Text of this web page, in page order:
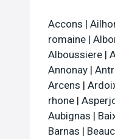
Accons |
romaine |
Alboussiere |
Annonay |
Arcens |
rhone |
Aubignas |
Barnas |